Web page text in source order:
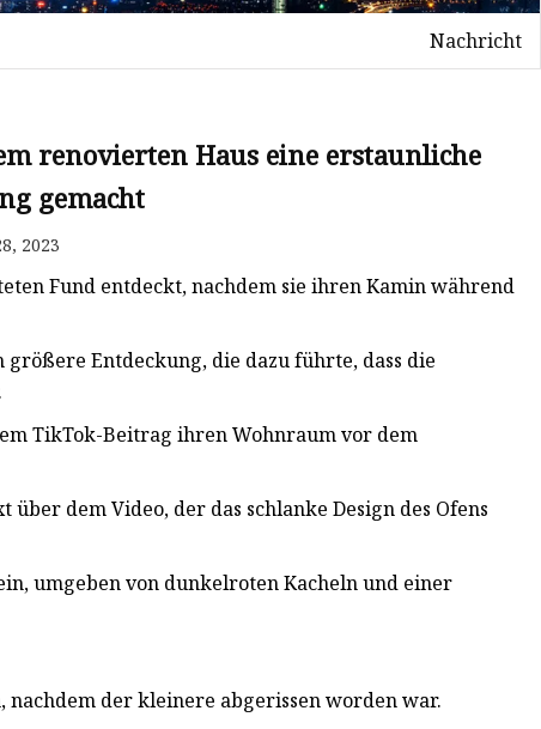
Nachricht
renovierten Haus eine erstaunliche
gemacht
2023
Fund entdeckt, nachdem sie ihren Kamin während
Entdeckung, die dazu führte, dass die
TikTok-Beitrag ihren Wohnraum vor dem
dem Video, der das schlanke Design des Ofens
umgeben von dunkelroten Kacheln und einer
der kleinere abgerissen worden war.